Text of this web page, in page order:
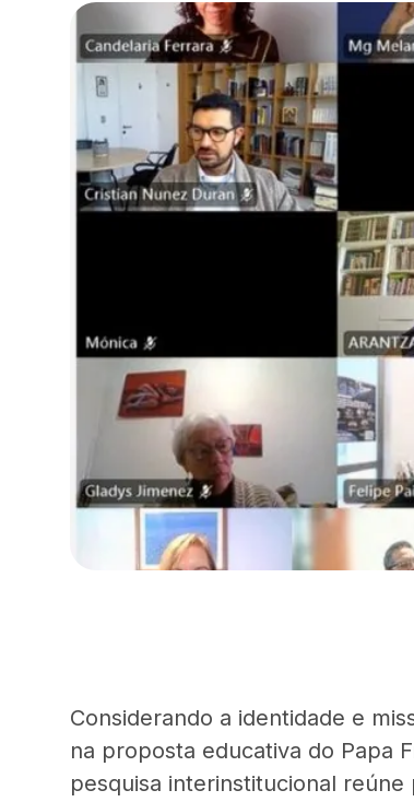
Considerando a identidade e
na proposta educativa do Papa
pesquisa interinstitucional reúne